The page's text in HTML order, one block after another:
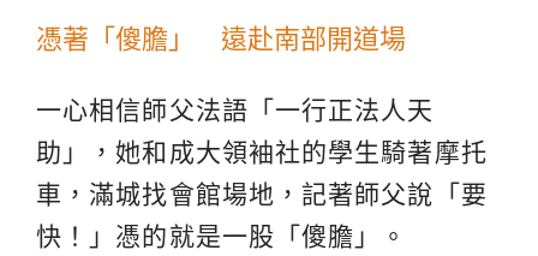
憑著「傻膽」 遠赴南部開道場
一心相信師父法語「一行正法人天
助」，她和成大領袖社的學生騎著摩托
車，滿城找會館場地，記著師父說「要
快！」憑的就是一股「傻膽」。